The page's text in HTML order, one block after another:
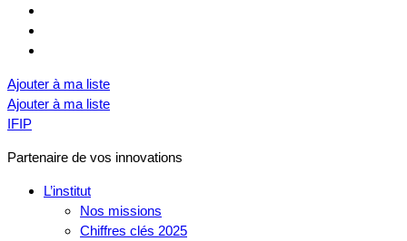
Ajouter à ma liste
Ajouter à ma liste
IFIP
Partenaire de vos innovations
L’institut
Nos missions
Chiffres clés 2025